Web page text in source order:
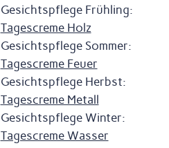
Gesichtspflege Frühling:
Tagescreme Holz
Gesichtspflege Sommer:
Tagescreme Feuer
Gesichtspflege Herbst:
Tagescreme Metall
Gesichtspflege Winter:
Tagescreme Wasser